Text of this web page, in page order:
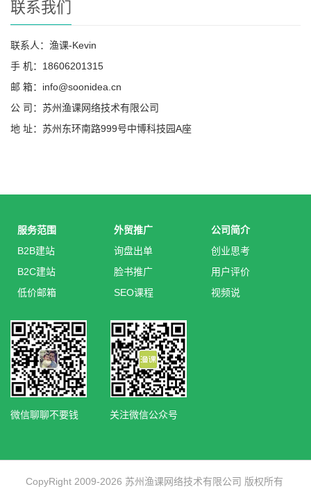
联系我们
联系人：渔课-Kevin
手 机：18606201315
邮 箱：info@soonidea.cn
公 司：苏州渔课网络技术有限公司
地 址：苏州东环南路999号中博科技园A座
服务范围
B2B建站
B2C建站
低价邮箱
外贸推广
询盘出单
脸书推广
SEO课程
公司简介
创业思考
用户评价
视频说
微信聊聊不要钱 关注微信公众号
CopyRight 2009-2026 苏州渔课网络技术有限公司 版权所有